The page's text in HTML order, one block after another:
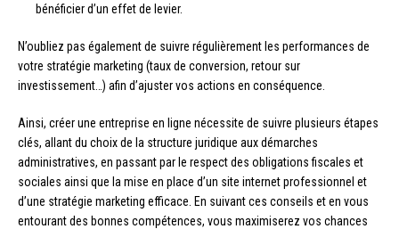
bénéficier d’un effet de levier.
N’oubliez pas également de suivre régulièrement les performances de
votre stratégie marketing (taux de conversion, retour sur
investissement…) afin d’ajuster vos actions en conséquence.
Ainsi, créer une entreprise en ligne nécessite de suivre plusieurs étapes
clés, allant du choix de la structure juridique aux démarches
administratives, en passant par le respect des obligations fiscales et
sociales ainsi que la mise en place d’un site internet professionnel et
d’une stratégie marketing efficace. En suivant ces conseils et en vous
entourant des bonnes compétences, vous maximiserez vos chances